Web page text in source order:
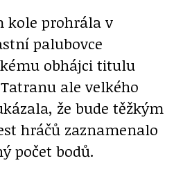
kole prohrála v
palubovce
obhájci titulu
Tatranu ale velkého
že bude těžkým
hráčů zaznamenalo
počet bodů.